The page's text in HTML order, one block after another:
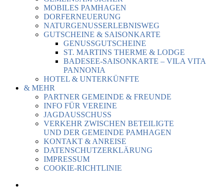
MOBILES PAMHAGEN
DORFERNEUERUNG
NATURGENUSSERLEBNISWEG
GUTSCHEINE & SAISONKARTE
GENUSSGUTSCHEINE
ST. MARTINS THERME & LODGE
BADESEE-SAISONKARTE – VILA VITA
PANNONIA
HOTEL & UNTERKÜNFTE
& MEHR
PARTNER GEMEINDE & FREUNDE
INFO FÜR VEREINE
JAGDAUSSCHUSS
VERKEHR ZWISCHEN BETEILIGTE
UND DER GEMEINDE PAMHAGEN
KONTAKT & ANREISE
DATENSCHUTZERKLÄRUNG
IMPRESSUM
COOKIE-RICHTLINIE